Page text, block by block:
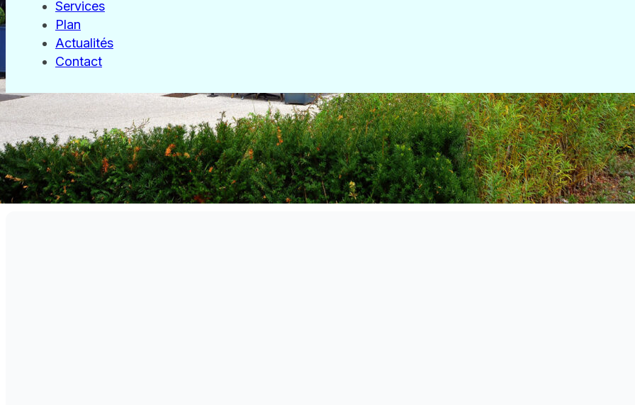
Services
Plan
Actualités
Contact
Mardi
Mercredi
Jeudi
Vendredi
Dimanche
10h00 - 00h00
Restez
Plan